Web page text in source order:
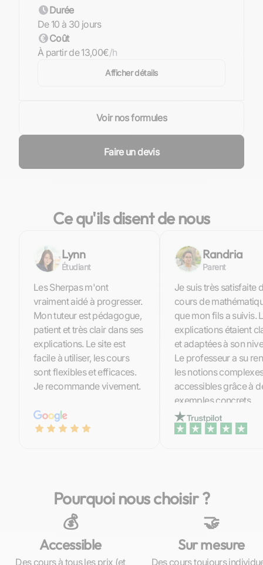
Durée
De 10 à 30 jours
Coût
À partir de 13,00€/h
Afficher détails
Voir nos formules
Faire un devis
Ce qu'ils disent de nous
Lynn
Étudiant
Les Sherpas m'ont
vraiment aidé à progresser.
Mon tuteur est pédagogue,
patient et très clair dans ses
explications. Le site est
facile à utiliser, les cours
sont flexibles et efficaces.
Je recommande vivement.
Randria
Parent
Je suis très satisfaite
cours de
que mon fils a suivis.
explications étaient
et adaptées à son
Le professeur a su
les notions
accessibles grâce à
exemples concrets.
Pourquoi nous choisir ?
💰
Accessible
Des cours à tous les prix (et
🤝
Sur mesure
Des cours toujours